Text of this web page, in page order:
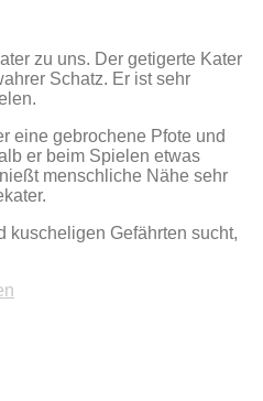
zu uns. Der getigerte Kater
Schatz. Er ist sehr
eine gebrochene Pfote und
er beim Spielen etwas
menschliche Nähe sehr
kuscheligen Gefährten sucht,